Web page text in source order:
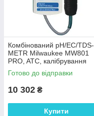
Комбінований pH/EC/TDS-
METR Milwaukee MW801
PRO, ATC, калібрування
ручне, Угорщина
Готово до відправки
10 302 ₴
Купити